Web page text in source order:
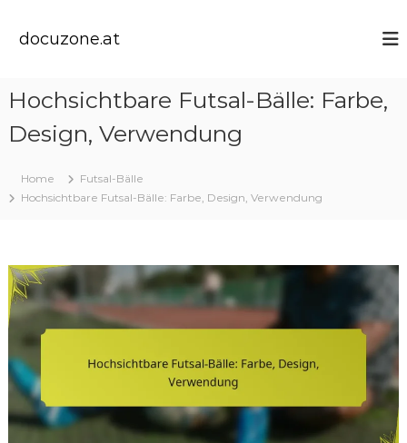
docuzone.at
Hochsichtbare Futsal-Bälle: Farbe,
Design, Verwendung
Home
Futsal-Bälle
Hochsichtbare Futsal-Bälle: Farbe, Design, Verwendung